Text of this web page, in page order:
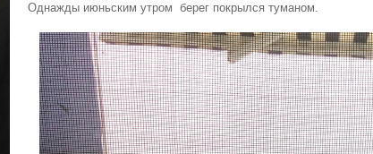
Однажды июньским утром берег покрылся туманом.